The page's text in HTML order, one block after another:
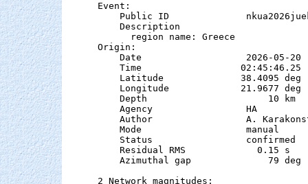
Event:
Public ID
    Description
      region name: Greece
Origin:
    Date                   2026-05-20
    Time                  02:45:46.25
Latitude              38.4095 deg
Longitude             21.9677 deg
Depth                      10 km
    Agency                 HA
Author                 A.
    Mode                   manual
    Status                 confirmed
    Residual RMS             0.15 s
    Azimuthal gap              79 deg
2 Network magnitudes: